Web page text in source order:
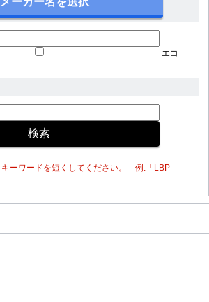
エコ
ーワードを短くしてください。 例:「LBP-